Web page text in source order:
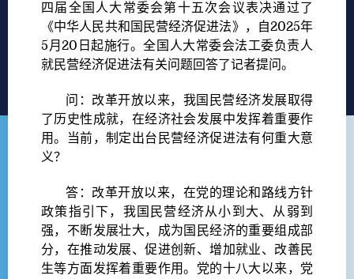
四届全国人大常委会第十五次会议表决通过了
《中华人民共和国民营经济促进法》，自2025年
5月20日起施行。全国人大常委会法工委负责人
就民营经济促进法有关问题回答了记者提问。
问：改革开放以来，我国民营经济发展取得
了历史性成就，在经济社会发展中发挥着重要作
用。当前，制定出台民营经济促进法有何重大意
义？
答：改革开放以来，在党的理论和路线方针
政策指引下，我国民营经济从小到大、从弱到
强，不断发展壮大，成为国民经济的重要组成部
分，在推动发展、促进创新、增加就业、改善民
生等方面发挥着重要作用。党的十八大以来，党